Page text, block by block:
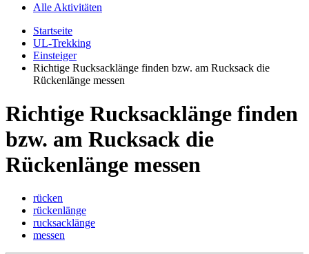
Alle Aktivitäten
Startseite
UL-Trekking
Einsteiger
Richtige Rucksacklänge finden bzw. am Rucksack die
Rückenlänge messen
Richtige Rucksacklänge finden
bzw. am Rucksack die
Rückenlänge messen
rücken
rückenlänge
rucksacklänge
messen